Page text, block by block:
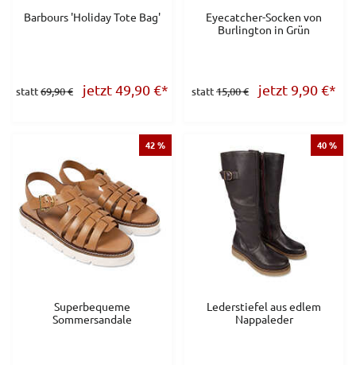
Barbours 'Holiday Tote Bag'
statt69,90 € jetzt 49,90€*
Eyecatcher-Socken von
Burlington in Grün
statt15,00 € jetzt 9,90€*
42 %
Superbequeme
Sommersandale
40 %
Lederstiefel aus edlem
Nappaleder